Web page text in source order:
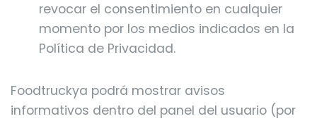
revocar el consentimiento en cualquier
momento por los medios indicados en la
Política de Privacidad.
Foodtruckya podrá mostrar avisos
informativos dentro del panel del usuario (por